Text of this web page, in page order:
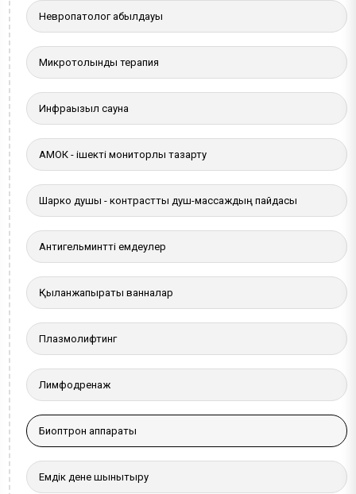
Невропатолог қабылдауы
Микротолқынды терапия
Инфрақызыл сауна
АМОК - ішекті мониторлы тазарту
Шарко душы - контрастты душ-массаждың пайдасы
Антигельминтті емдеулер
Қылқанжапырақты ванналар
Плазмолифтинг
Лимфодренаж
Биоптрон аппараты
Емдік дене шынықтыру